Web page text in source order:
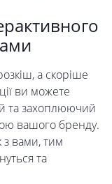
а скоріше
ви можете
та захоплюючий
вашого бренду.
з вами, тим
та